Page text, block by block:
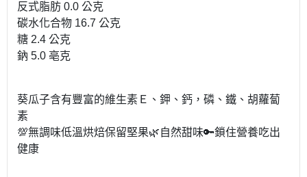
反式脂肪 0.0 公克
碳水化合物 16.7 公克
糖 2.4 公克
鈉 5.0 亳克
葵瓜子含有豐富的維生素Ｅ、鉀、鈣，磷、鐵、胡蘿蔔
素
💯無調味低溫烘焙保留堅果🌿自然甜味🔑鎖住營養吃出
健康